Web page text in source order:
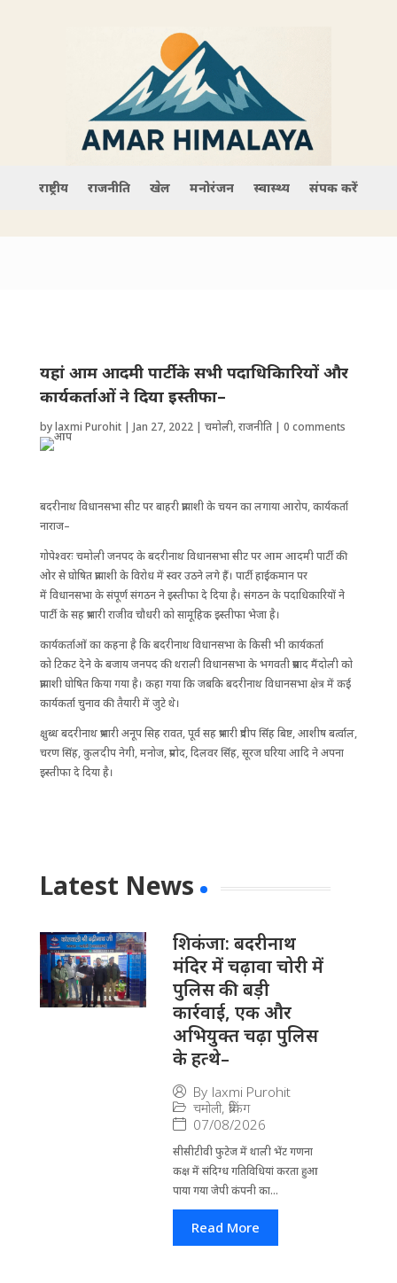
राष्ट्रीय राजनीति खेल मनोरंजन स्वास्थ्य संपर्क करें
यहां आम आदमी पार्टी के सभी पदाधिका‌िरियों और
कार्यकर्ताओं ने दिया इस्तीफा–
bylaxmi Purohit| Jan 27, 2022| चमोली,राजनीति| 0 comments
बदरीनाथ विधानसभा सीट पर बाहरी प्रत्याशी के चयन का लगाया आरोप, कार्यकर्ता
नाराज–
गोपेश्वरः चमोली जनपद के बदरीनाथ विधानसभा सीट पर आम आदमी पार्टी की
ओर से घोषित प्रत्याशी के विरोध में स्वर उठने लगे हैं। पार्टी हाईकमान पर
में विधानसभा के संपूर्ण संगठन ने इस्तीफा दे दिया है। संगठन के पदाधिकारियों ने
पार्टी के सह प्रभारी राजीव चौधरी को सामूहिक इस्तीफा भेजा है।
कार्यकर्ताओं का कहना है कि बदरीनाथ विधानसभा के किसी भी कार्यकर्ता
को टिकट ‌देने के बजाय जनपद की थराली विधानसभा के भगवती प्रसाद मैंदोली को
प्रत्याशी घोषित किया गया है। कहा गया कि जबकि बदरीनाथ विधानसभा क्षेत्र में कई
कार्यकर्ता चुनाव की तैयारी में जुटे थे।
क्षुब्ध बदरीनाथ प्रभारी अनूप सिह रावत, पूर्व सह प्रभारी प्रदीप सिंंह बिष्ट, आशीष बर्त्वाल,
चरण सिंह, कुलदीप नेगी, मनोज, प्रमोद, दिलवर सिंंह, सूरज घरिया आदि ने अपना
इस्तीफा दे दिया है।
Latest News
​शिकंजा: बदरीनाथ
मंदिर में चढ़ावा चोरी में
पुलिस की बड़ी
कार्रवाई, एक और
अभियुक्त चढ़ा पुलिस
के हत्थे–
By laxmi Purohit
चमोली, ब्रेकिंग
07/08/2026
सीसीटीवी फुटेज में थाली भेंट गणना
कक्ष में संदिग्ध गतिविधियां करता हुआ
पाया गया जेपी कंपनी का...
Read More